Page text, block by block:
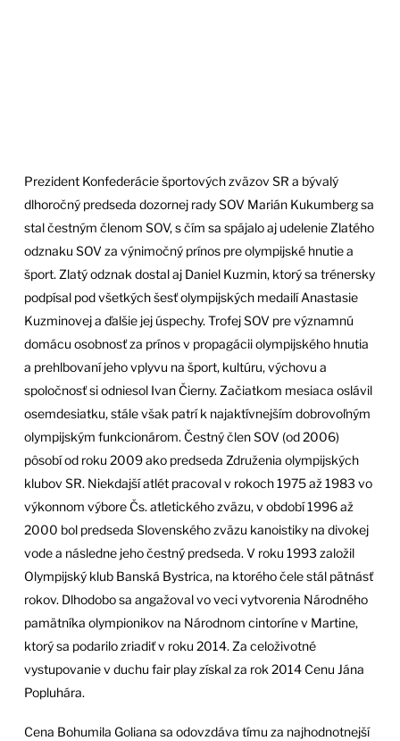
Prezident Konfederácie športových zväzov SR a bývalý
dlhoročný predseda dozornej rady SOV Marián Kukumberg sa
stal čestným členom SOV, s čím sa spájalo aj udelenie Zlatého
odznaku SOV za výnimočný prínos pre olympijské hnutie a
šport. Zlatý odznak dostal aj Daniel Kuzmin, ktorý sa trénersky
podpísal pod všetkých šesť olympijských medailí Anastasie
Kuzminovej a ďalšie jej úspechy. Trofej SOV pre významnú
domácu osobnosť za prínos v propagácii olympijského hnutia
a prehlbovaní jeho vplyvu na šport, kultúru, výchovu a
spoločnosť si odniesol Ivan Čierny. Začiatkom mesiaca oslávil
osemdesiatku, stále však patrí k najaktívnejším dobrovoľným
olympijským funkcionárom. Čestný člen SOV (od 2006)
pôsobí od roku 2009 ako predseda Združenia olympijských
klubov SR. Niekdajší atlét pracoval v rokoch 1975 až 1983 vo
výkonnom výbore Čs. atletického zväzu, v období 1996 až
2000 bol predseda Slovenského zväzu kanoistiky na divokej
vode a následne jeho čestný predseda. V roku 1993 založil
Olympijský klub Banská Bystrica, na ktorého čele stál pätnásť
rokov. Dlhodobo sa angažoval vo veci vytvorenia Národného
pamätníka olympionikov na Národnom cintoríne v Martine,
ktorý sa podarilo zriadiť v roku 2014. Za celoživotné
vystupovanie v duchu fair play získal za rok 2014 Cenu Jána
Popluhára.
Cena Bohumila Goliana sa odovzdáva tímu za najhodnotnejší